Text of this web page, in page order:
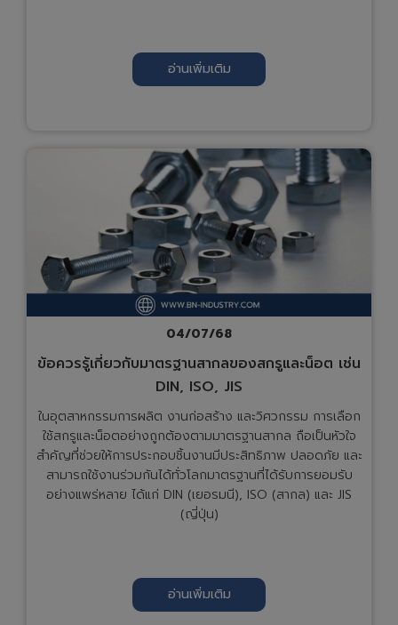
อ่านเพิ่มเติม
04/07/68
ข้อควรรู้เกี่ยวกับมาตรฐานสากลของสกรูและน็อต เช่น
DIN, ISO, JIS
ในอุตสาหกรรมการผลิต งานก่อสร้าง และวิศวกรรม การเลือก
ใช้สกรูและน็อตอย่างถูกต้องตามมาตรฐานสากล ถือเป็นหัวใจ
สำคัญที่ช่วยให้การประกอบชิ้นงานมีประสิทธิภาพ ปลอดภัย และ
สามารถใช้งานร่วมกันได้ทั่วโลกมาตรฐานที่ได้รับการยอมรับ
อย่างแพร่หลาย ได้แก่ DIN (เยอรมนี), ISO (สากล) และ JIS
(ญี่ปุ่น)
อ่านเพิ่มเติม